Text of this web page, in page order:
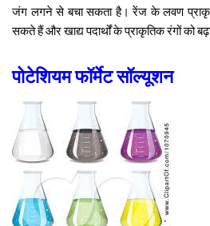
जंग लगने से बचा सकता है। रेंज के लवण
सकते हैं और खाद्य पदार्थों के प्राकृतिक रंगों को
पोटेशियम फॉर्मेट सॉल्यूशन